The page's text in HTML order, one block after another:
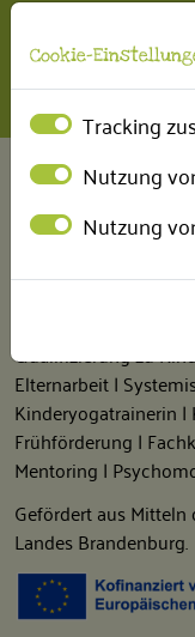
BEM
FÖRDERUNGEN
Fort- und
finanziell bei der
Weiterbildungen
Qualifizierung zu
Elternarbeit |
Kinderyogatrainerin
Frühförderung |
Mentoring |
Gefördert aus
Landes Brandenburg.
Cookie-
Tracking
Nutzung
Nutzung